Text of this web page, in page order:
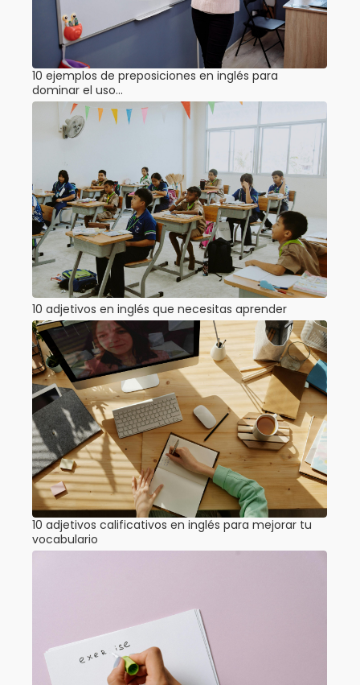
10 ejemplos de preposiciones en inglés para
dominar el uso…
10 adjetivos en inglés que necesitas aprender
10 adjetivos calificativos en inglés para mejorar tu
vocabulario